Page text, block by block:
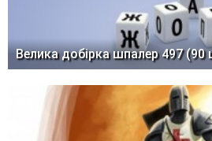
Велика добірка шпалер 497 (90